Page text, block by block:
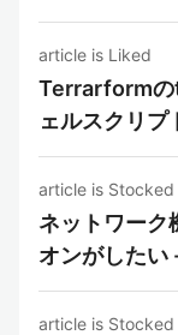
article is Liked
Terrarformの
ェルスクリプ
article is Stocked
ネットワーク
オンがしたい
article is Stocked